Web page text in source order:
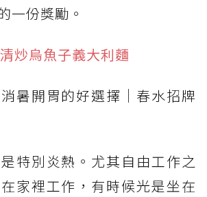
一份獎勵。
炒烏魚子義大利麵
暑開胃的好選擇｜春水招牌
特別炎熱。尤其自由工作之
家裡工作，有時候光是坐在